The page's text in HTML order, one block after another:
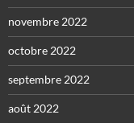
novembre 2022
octobre 2022
septembre 2022
août 2022